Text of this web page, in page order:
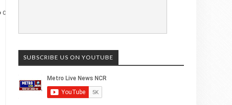
0
SUBSCRIBE US ON YOUTUBE